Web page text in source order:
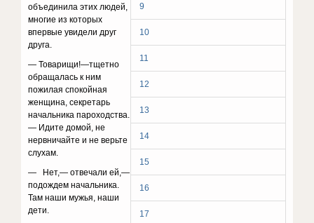
9
10
11
12
13
14
15
16
17
объединила этих людей,
многие из которых
впервые увидели друг
друга.
— Товарищи!—тщетно
обращалась к ним
пожилая спокойная
женщина, секретарь
начальника пароходства.
— Идите домой, не
нервничайте и не верьте
слухам.
— Нет,— отвечали ей,—
подождем начальника.
Там наши мужья, наши
дети.